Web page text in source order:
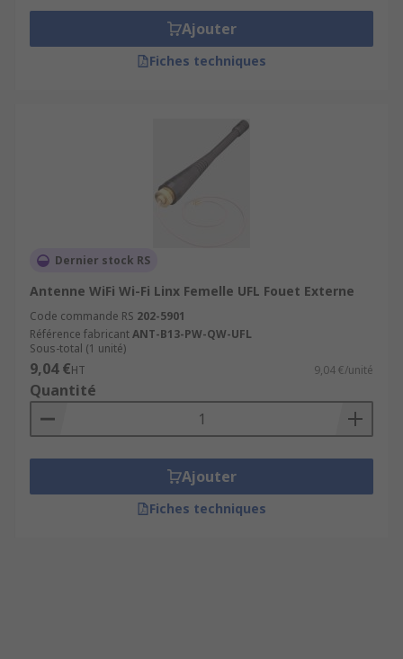
Ajouter
Fiches techniques
Dernier stock RS
Antenne WiFi Wi-Fi Linx Femelle UFL Fouet Externe
Code commande RS 202-5901
Référence fabricantANT-B13-PW-QW-UFL
Sous-total (1 unité)
9,04 €HT 9,04 €/unité
Quantité
Ajouter
Fiches techniques